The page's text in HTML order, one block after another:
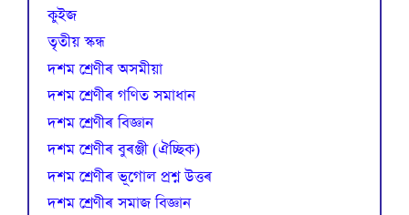
কুইজ
তৃতীয় স্কন্ধ
দশম শ্ৰেণীৰ অসমীয়া
দশম শ্ৰেণীৰ গণিত সমাধান
দশম শ্ৰেণীৰ বিজ্ঞান
দশম শ্ৰেণীৰ বুৰঞ্জী (ঐচ্ছিক)
দশম শ্ৰেণীৰ ভূগোল প্ৰশ্ন উত্তৰ
দশম শ্ৰেণীৰ সমাজ বিজ্ঞান